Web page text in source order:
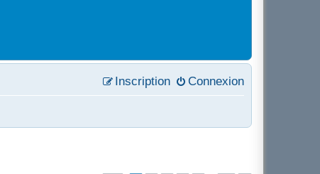
Connexion
Inscription